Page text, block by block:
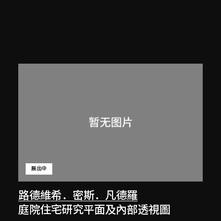
路德維希．密斯．凡德羅
展出中
庭院住宅研究平面及內部透視圖